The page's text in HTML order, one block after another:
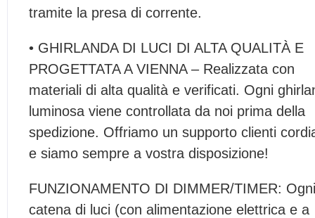
tramite la presa di corrente.
• GHIRLANDA DI LUCI DI ALTA QUALITÀ E
PROGETTATA A VIENNA – Realizzata con
materiali di alta qualità e verificati. Ogni
luminosa viene controllata da noi prima della
spedizione. Offriamo un supporto clienti
e siamo sempre a vostra disposizione!
FUNZIONAMENTO DI DIMMER/TIMER: Ogni
catena di luci (con alimentazione elettrica e a